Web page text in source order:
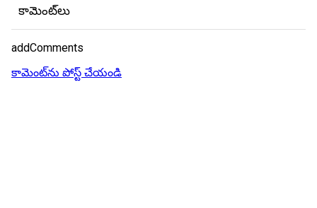
కామెంట్‌లు
addComments
కామెంట్‌ను పోస్ట్ చేయండి